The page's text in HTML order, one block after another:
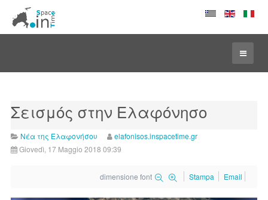
Σεισμός στην Ελαφόνησο
Νέα της Ελαφονήσου
elafonisos.inspacetime.gr
Giovedì, 17 Maggio 2018 09:39
dimensione font Stampa Email